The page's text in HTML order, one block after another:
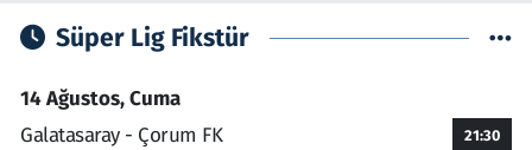
Süper Lig Fikstür
14 Ağustos, Cuma
Galatasaray - Çorum FK
21:30